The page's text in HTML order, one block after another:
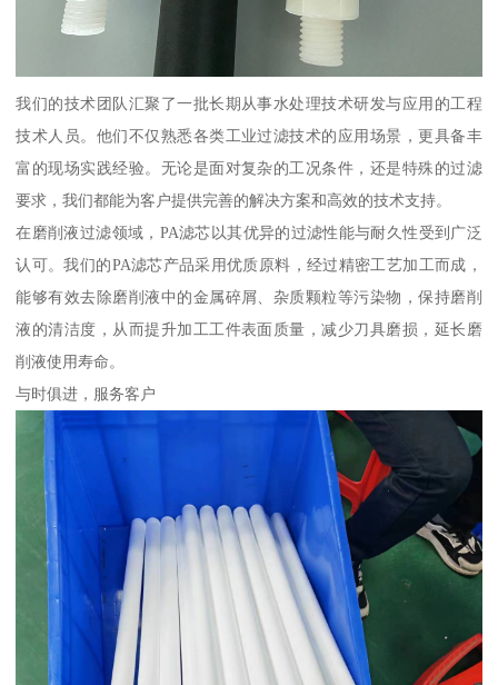
我们的技术团队汇聚了一批长期从事水处理技术研发与应用的工程
技术人员。他们不仅熟悉各类工业过滤技术的应用场景，更具备丰
富的现场实践经验。无论是面对复杂的工况条件，还是特殊的过滤
要求，我们都能为客户提供完善的解决方案和高效的技术支持。
在磨削液过滤领域，PA滤芯以其优异的过滤性能与耐久性受到广泛
认可。我们的PA滤芯产品采用优质原料，经过精密工艺加工而成，
能够有效去除磨削液中的金属碎屑、杂质颗粒等污染物，保持磨削
液的清洁度，从而提升加工工件表面质量，减少刀具磨损，延长磨
削液使用寿命。
与时俱进，服务客户